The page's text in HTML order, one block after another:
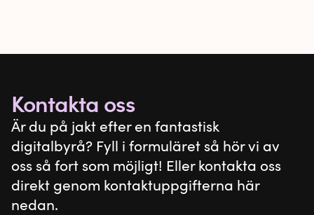
Kontakta oss
Är du på jakt efter en fantastisk
digitalbyrå? Fyll i formuläret så hör vi av
oss så fort som möjligt! Eller kontakta oss
direkt genom kontaktuppgifterna här
nedan.